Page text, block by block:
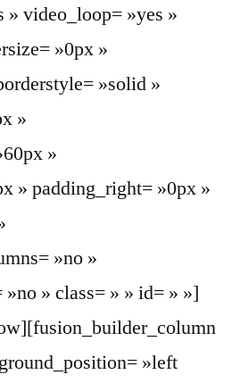
» video_loop= »yes »
»0px »
»solid »
»
»
» padding_right= »0px »
»no »
» class= » » id= » »]
»left